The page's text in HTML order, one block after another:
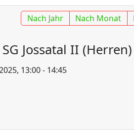
Nach Jahr Nach Monat
Jossatal II (Herren)
13:00 - 14:45